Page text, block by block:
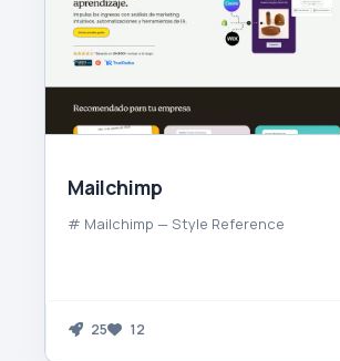
Mailchimp
# Mailchimp — Style Reference
25 12